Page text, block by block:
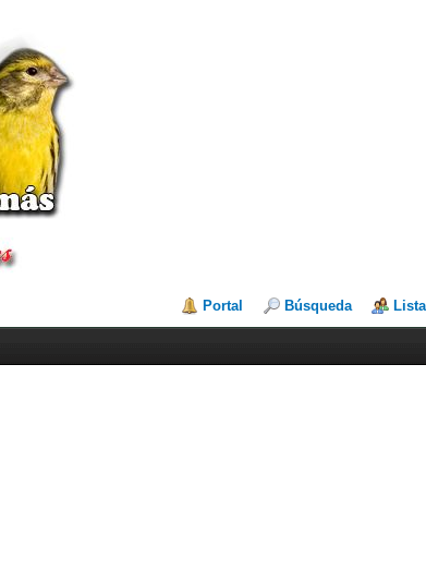
Portal Búsqueda